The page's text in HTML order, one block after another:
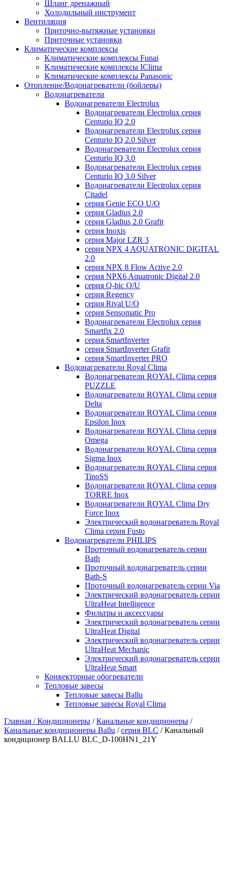
Шланг дренажный
Холодильный инструмент
Вентиляция
Приточно-вытяжные установки
Приточные установки
Климатические комплексы
Климатические комплексы Funai
Климатические комплексы IClima
Климатические комплексы Panasonic
Отопление/Водонагреватели (бойлеры)
Водонагреватели
Водонагреватели Electrolux
Водонагреватели Electrolux серия
Centurio IQ 2.0
Водонагреватели Electrolux серия
Centurio IQ 2.0 Silver
Водонагреватели Electrolux серия
Centurio IQ 3.0
Водонагреватели Electrolux серия
Centurio IQ 3.0 Silver
Водонагреватели Electrolux серия
Citadel
серия Genie ECO U/О
серия Gladius 2.0
серия Gladius 2.0 Grafit
серия Inoxis
серия Major LZR 3
серия NPX 4 AQUATRONIC DIGITAL
2.0
серия NPX 8 Flow Active 2.0
серия NPX6 Aquatronic Digital 2.0
серия Q-bic O/U
серия Regency
серия Rival U/О
серия Sensomatic Pro
Водонагреватели Electrolux серия
Smartfix 2.0
серия SmartInverter
серия SmartInverter Grafit
серия SmartInverter PRO
Водонагреватели Royal Clima
Водонагреватели ROYAL Clima серия
PUZZLE
Водонагреватели ROYAL Clima серия
Delta
Водонагреватели ROYAL Clima серия
Epsilon Inox
Водонагреватели ROYAL Clima серия
Omega
Водонагреватели ROYAL Clima серия
Sigma Inox
Водонагреватели ROYAL Clima серия
TinoSS
Водонагреватели ROYAL Clima серия
TORRE Inox
Водонагреватели ROYAL Clima Dry
Force Inox
Электрический водонагреватель Royal
Clima серия Fusto
Водонагреватели PHILIPS
Проточный водонагреватель серии
Bath
Проточный водонагреватель серии
Bath-S
Проточный водонагреватель серии Via
Электрический водонагреватель серии
UltraHeat Intelligence
Фильтры и аксессуары
Электрический водонагреватель серии
UltraHeat Digital
Электрический водонагреватель серии
UltraHeat Mechanic
Электрический водонагреватель серии
UltraHeat Smart
Конвекторные обогреватели
Тепловые завесы
Тепловые завесы Ballu
Тепловые завесы Royal Clima
Главная /Кондиционеры /Канальные кондиционеры /
Канальные кондиционеры Ballu /серия BLC / Канальный
кондиционер BALLU BLC_D-100HN1_21Y